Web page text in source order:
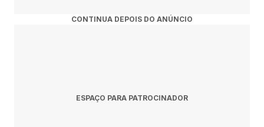
CONTINUA DEPOIS DO ANÚNCIO
ESPAÇO PARA PATROCINADOR